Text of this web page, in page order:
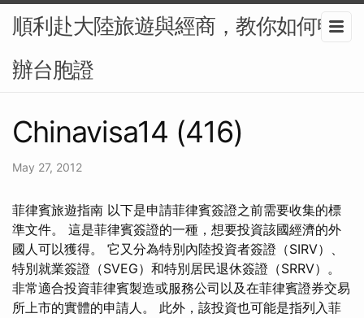
順利赴大陸旅遊與經商，教你如何申
辦台胞證
Chinavisa14 (416)
May 27, 2012
菲律賓旅遊指南 以下是申請菲律賓簽證之前需要收集的標
準文件。 這是菲律賓簽證的一種，想要投資該國經濟的外
國人可以獲得。 它又分為特別內陸投資者簽證（SIRV）、
特別就業簽證（SVEG）和特別居民退休簽證（SRRV）。
非常適合投資菲律賓製造或服務公司以及在菲律賓證券交易
所上市的實體的申請人。 此外，該投資也可能是指列入菲